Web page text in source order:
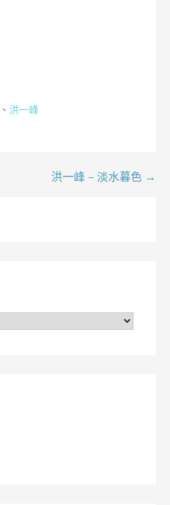
、 洪一峰
洪一峰 – 淡水暮色 →